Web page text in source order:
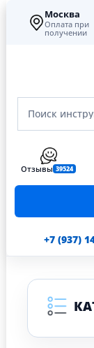
Москва
Оплата при
получении
Поиск
Отзывы 39524
+7 (937)